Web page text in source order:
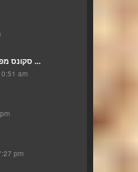
סקונס מפנקים וגם עוגיות מאותו ...
am
pm